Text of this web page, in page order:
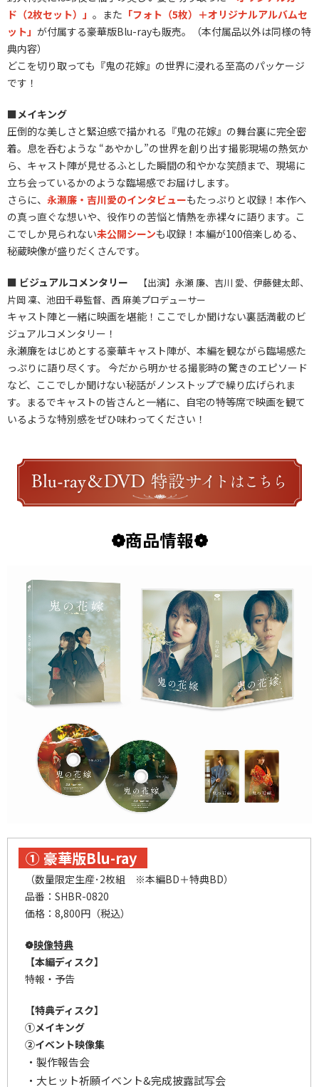
ド（2枚セット）」 。また 「フォト（5枚）＋オリジナルアルバムセ
ット」 が付属する豪華版Blu-rayも販売。（本付属品以外は同様の特
典内容）
どこを切り取っても『鬼の花嫁』の世界に浸れる至高のパッケージ
です！
■メイキング
圧倒的な美しさと緊迫感で描かれる『鬼の花嫁』の舞台裏に完全密
着。息を呑むような “あやかし”の世界を創り出す撮影現場の熱気か
ら、キャスト陣が見せるふとした瞬間の和やかな笑顔まで、現場に
立ち会っているかのような臨場感でお届けします。
さらに、 永瀬廉・吉川愛のインタビューもたっぷりと収録！本作へ
の真っ直ぐな想いや、役作りの苦悩と情熱を赤裸々に語ります。こ
こでしか見られない未公開シーンも収録！本編が100倍楽しめる、
秘蔵映像が盛りだくさんです。
■ ビジュアルコメンタリー
【出演】永瀬 廉、吉川 愛、伊藤健太郎、
片岡 凜、池田千尋監督、西 麻美プロデューサー
キャスト陣と一緒に映画を堪能！ここでしか聞けない裏話満載のビ
ジュアルコメンタリー！
永瀬廉をはじめとする豪華キャスト陣が、本編を観ながら臨場感た
っぷりに語り尽くす。 今だから明かせる撮影時の驚きのエピソード
など、ここでしか聞けない秘話がノンストップで繰り広げられま
す。まるでキャストの皆さんと一緒に、自宅の特等席で映画を観て
いるような特別感をぜひ味わってください！
❁商品情報❁
① 豪華版Blu-ray
（数量限定生産･2枚組 ※本編BD＋特典BD）
品番：SHBR-0820
価格：8,800円（税込）
❁映像特典
【本編ディスク】
特報・予告
【特典ディスク】
①メイキング
②イベント映像集
・製作報告会
・大ヒット祈願イベント&完成披露試写会